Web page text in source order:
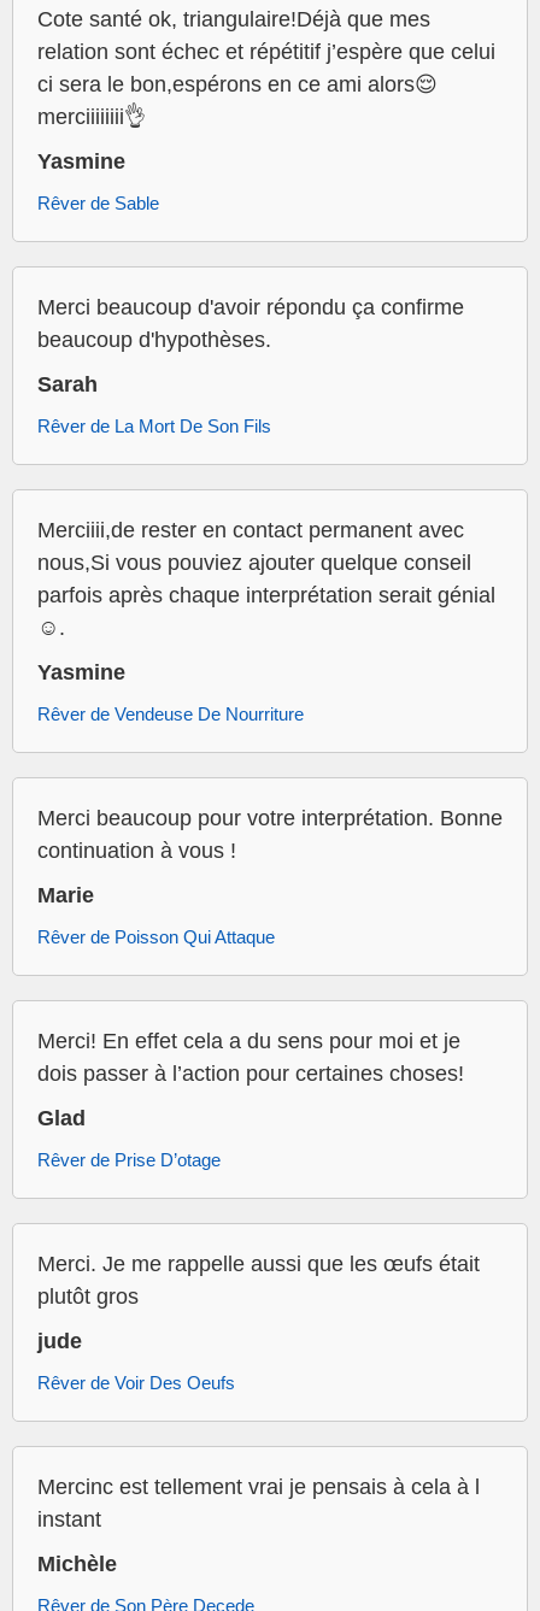
Cote santé ok, triangulaire!Déjà que mes
relation sont échec et répétitif j’espère que celui
ci sera le bon,espérons en ce ami alors😌
merciiiiiiii👌
Yasmine
Rêver de Sable
Merci beaucoup d'avoir répondu ça confirme
beaucoup d'hypothèses.
Sarah
Rêver de La Mort De Son Fils
Merciiii,de rester en contact permanent avec
nous,Si vous pouviez ajouter quelque conseil
parfois après chaque interprétation serait génial
☺️.
Yasmine
Rêver de Vendeuse De Nourriture
Merci beaucoup pour votre interprétation. Bonne
continuation à vous !
Marie
Rêver de Poisson Qui Attaque
Merci! En effet cela a du sens pour moi et je
dois passer à l’action pour certaines choses!
Glad
Rêver de Prise D’otage
Merci. Je me rappelle aussi que les œufs était
plutôt gros
jude
Rêver de Voir Des Oeufs
Mercinc est tellement vrai je pensais à cela à l
instant
Michèle
Rêver de Son Père Decede